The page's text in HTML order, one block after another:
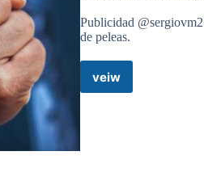
« UFC 309 - En Español 🤼»
Publicidad
de peleas.
veiwPELEAS